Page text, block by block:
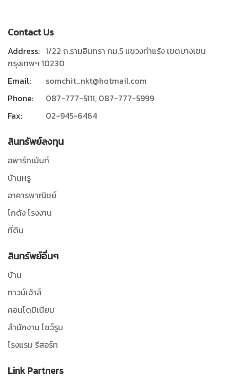
Contact Us
Address: 1/22 ถ.รามอินทรา กม.5 แขวงท่าแร้ง เขตบางเขน
กรุงเทพฯ 10230
Email:
somchit_nkt@hotmail.com
Phone:
087-777-5111, 087-777-5999
Fax:
02-945-6464
สินทรัพย์ลงทุน
อพาร์ทเม้นท์
บ้านหรู
อาคารพาณิชย์
โกดัง โรงงาน
ที่ดิน
สินทรัพย์อื่นๆ
บ้าน
ทาวน์เอ้าส์
คอนโดมิเนียม
สำนักงาน โชว์รูม
โรงแรม รีสอร์ท
Link Partners